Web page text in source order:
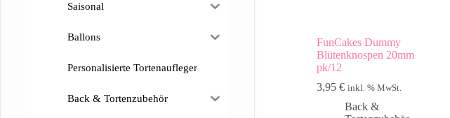
FunCakes Dummy
Blütenknospen 20mm
pk/12
3,95€ inkl. % MwSt.
Back &
Saisonal
Ballons
Personalisierte Tortenaufleger
Back & Tortenzubehör